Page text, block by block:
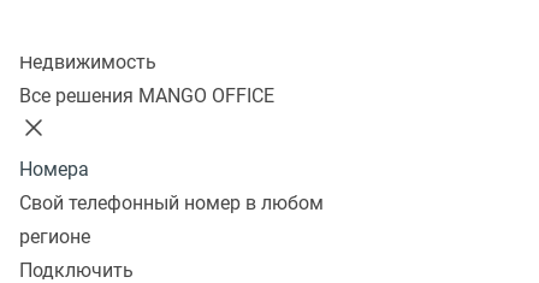
Недвижимость
Все решения MANGO OFFICE
Номера
Свой телефонный номер в любом
регионе
Подключить
Сокращайте стоимость владения